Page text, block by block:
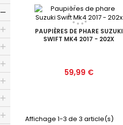
PAUPIÈRES DE PHARE SUZUKI
SWIFT MK4 2017 - 202X
Prix
59,99 €
Affichage 1-3 de 3 article(s)